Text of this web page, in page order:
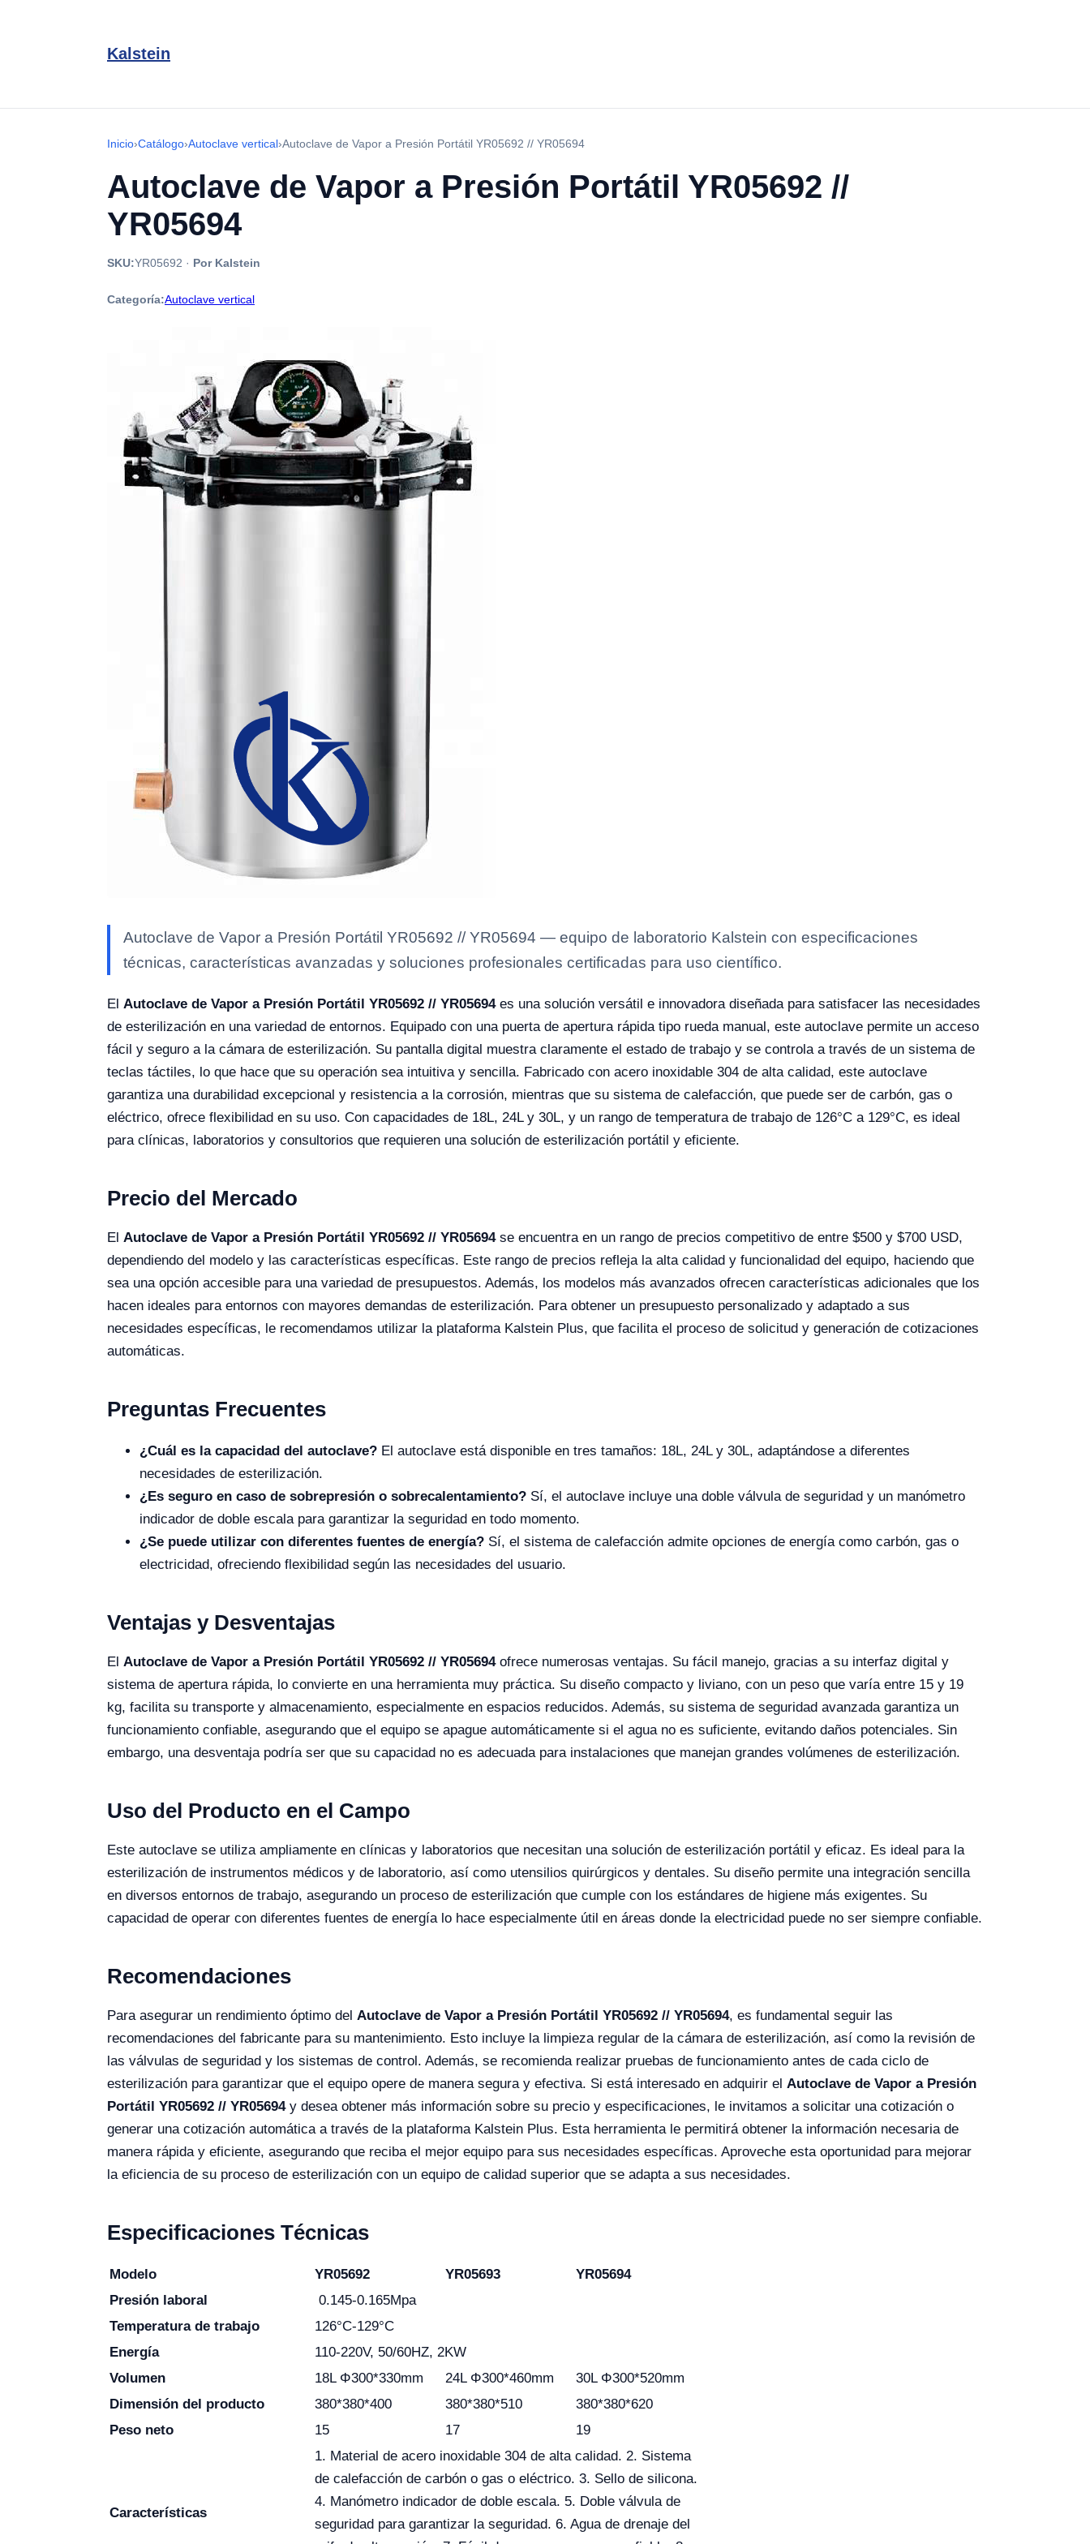
Kalstein
Inicio›Catálogo›Autoclave vertical›Autoclave de Vapor a Presión Portátil YR05692 // YR05694
Autoclave de Vapor a Presión Portátil YR05692 //
YR05694
SKU:YR05692 · Por Kalstein
Categoría:Autoclave vertical
Autoclave de Vapor a Presión Portátil YR05692 // YR05694 — equipo de laboratorio Kalstein con especificaciones
técnicas, características avanzadas y soluciones profesionales certificadas para uso científico.
El Autoclave de Vapor a Presión Portátil YR05692 // YR05694es una solución versátil e innovadora diseñada para satisfacer las necesidades
de esterilización en una variedad de entornos. Equipado con una puerta de apertura rápida tipo rueda manual, este autoclave permite un acceso
fácil y seguro a la cámara de esterilización. Su pantalla digital muestra claramente el estado de trabajo y se controla a través de un sistema de
teclas táctiles, lo que hace que su operación sea intuitiva y sencilla. Fabricado con acero inoxidable 304 de alta calidad, este autoclave
garantiza una durabilidad excepcional y resistencia a la corrosión, mientras que su sistema de calefacción, que puede ser de carbón, gas o
eléctrico, ofrece flexibilidad en su uso. Con capacidades de 18L, 24L y 30L, y un rango de temperatura de trabajo de 126°C a 129°C, es ideal
para clínicas, laboratorios y consultorios que requieren una solución de esterilización portátil y eficiente.
Precio del Mercado
El Autoclave de Vapor a Presión Portátil YR05692 // YR05694se encuentra en un rango de precios competitivo de entre $500 y $700 USD,
dependiendo del modelo y las características específicas. Este rango de precios refleja la alta calidad y funcionalidad del equipo, haciendo que
sea una opción accesible para una variedad de presupuestos. Además, los modelos más avanzados ofrecen características adicionales que los
hacen ideales para entornos con mayores demandas de esterilización. Para obtener un presupuesto personalizado y adaptado a sus
necesidades específicas, le recomendamos utilizar la plataforma Kalstein Plus, que facilita el proceso de solicitud y generación de cotizaciones
automáticas.
Preguntas Frecuentes
¿Cuál es la capacidad del autoclave? El autoclave está disponible en tres tamaños: 18L, 24L y 30L, adaptándose a diferentes
necesidades de esterilización.
¿Es seguro en caso de sobrepresión o sobrecalentamiento? Sí, el autoclave incluye una doble válvula de seguridad y un manómetro
indicador de doble escala para garantizar la seguridad en todo momento.
¿Se puede utilizar con diferentes fuentes de energía? Sí, el sistema de calefacción admite opciones de energía como carbón, gas o
electricidad, ofreciendo flexibilidad según las necesidades del usuario.
Ventajas y Desventajas
El Autoclave de Vapor a Presión Portátil YR05692 // YR05694ofrece numerosas ventajas. Su fácil manejo, gracias a su interfaz digital y
sistema de apertura rápida, lo convierte en una herramienta muy práctica. Su diseño compacto y liviano, con un peso que varía entre 15 y 19
kg, facilita su transporte y almacenamiento, especialmente en espacios reducidos. Además, su sistema de seguridad avanzada garantiza un
funcionamiento confiable, asegurando que el equipo se apague automáticamente si el agua no es suficiente, evitando daños potenciales. Sin
embargo, una desventaja podría ser que su capacidad no es adecuada para instalaciones que manejan grandes volúmenes de esterilización.
Uso del Producto en el Campo
Este autoclave se utiliza ampliamente en clínicas y laboratorios que necesitan una solución de esterilización portátil y eficaz. Es ideal para la
esterilización de instrumentos médicos y de laboratorio, así como utensilios quirúrgicos y dentales. Su diseño permite una integración sencilla
en diversos entornos de trabajo, asegurando un proceso de esterilización que cumple con los estándares de higiene más exigentes. Su
capacidad de operar con diferentes fuentes de energía lo hace especialmente útil en áreas donde la electricidad puede no ser siempre confiable.
Recomendaciones
Para asegurar un rendimiento óptimo del Autoclave de Vapor a Presión Portátil YR05692 // YR05694, es fundamental seguir las
recomendaciones del fabricante para su mantenimiento. Esto incluye la limpieza regular de la cámara de esterilización, así como la revisión de
las válvulas de seguridad y los sistemas de control. Además, se recomienda realizar pruebas de funcionamiento antes de cada ciclo de
esterilización para garantizar que el equipo opere de manera segura y efectiva. Si está interesado en adquirir el Autoclave de Vapor a Presión
Portátil YR05692 // YR05694y desea obtener más información sobre su precio y especificaciones, le invitamos a solicitar una cotización o
generar una cotización automática a través de la plataforma Kalstein Plus. Esta herramienta le permitirá obtener la información necesaria de
manera rápida y eficiente, asegurando que reciba el mejor equipo para sus necesidades específicas. Aproveche esta oportunidad para mejorar
la eficiencia de su proceso de esterilización con un equipo de calidad superior que se adapta a sus necesidades.
Especificaciones Técnicas
Modelo YR05692 YR05693
YR05694
Presión laboral
0.145-0.165Mpa
Temperatura de trabajo
126°C-129°C
Energía
110-220V, 50/60HZ, 2KW
Volumen
18L Φ300*330mm 24L Φ300*460mm
30L Φ300*520mm
Dimensión del producto
380*380*400 380*380*510
380*380*620
Peso neto
15 17 19
Características
1. Material de acero inoxidable 304 de alta calidad. 2. Sistema
de calefacción de carbón o gas o eléctrico. 3. Sello de silicona.
4. Manómetro indicador de doble escala. 5. Doble válvula de
seguridad para garantizar la seguridad. 6. Agua de drenaje del